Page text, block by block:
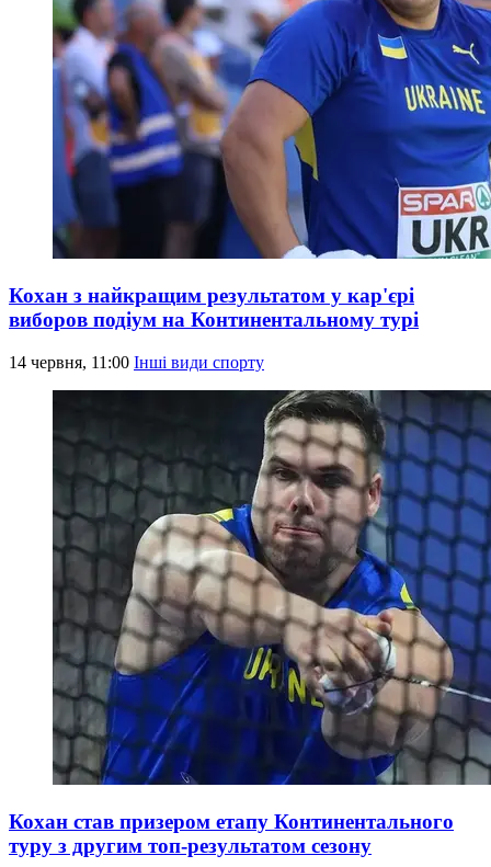
Кохан з найкращим результатом у кар'єрі
виборов подіум на Континентальному турі
14 червня, 11:00 Інші види спорту
Кохан став призером етапу Континентального
туру з другим топ-результатом сезону